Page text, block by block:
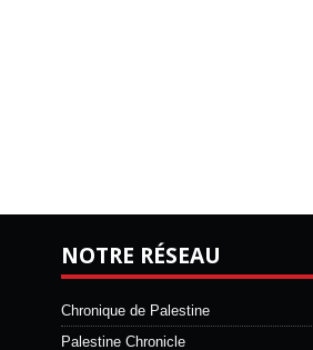
NOTRE RÉSEAU
Chronique de Palestine
Palestine Chronicle